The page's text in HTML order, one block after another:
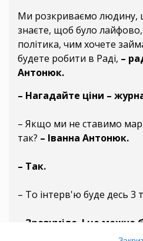
Ми розкриваємо людину,
знаєте, щоб було лайфово,
політика, чим хочете
будете робити в Раді, –
Антонюк.
– Нагадайте ціни –
– Якщо ми не ставимо
так? – Іванна Антонюк.
– Так.
– То інтерв'ю буде десь 3
– Зрозуміло. І це можна
позначок, так? Тобто